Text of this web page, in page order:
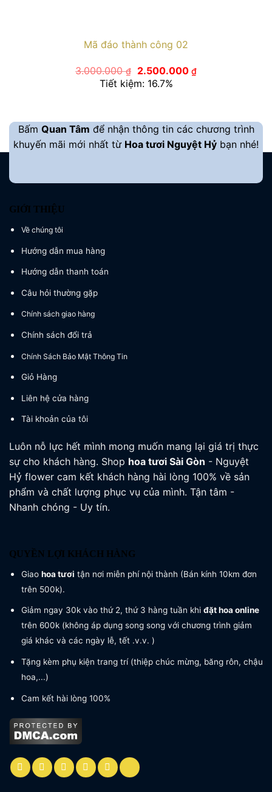
Mã đáo thành công 02
3.000.000₫
Giá
gốc
là:
2.500.000 ₫Giá
hiện
Tiết kiệm: 16.7%
Bấm Quan Tâm để nhận thông tin các chương trình
khuyến mãi mới nhất từ Hoa tươi Nguyệt Hỷ bạn nhé!
GIỚI THIỆU
Về chúng tôi
Hướng dẫn mua hàng
Hướng dẫn thanh toán
Câu hỏi thường gặp
Chính sách giao hàng
Chính sách đổi trả
Chính Sách Bảo Mật Thông Tin
Giỏ Hàng
Liên hệ cửa hàng
Tài khoản của tôi
Luôn nỗ lực hết mình mong muốn mang lại giá trị thực
sự cho khách hàng. Shop hoa tươi Sài Gòn - Nguyệt
Hỷ flower cam kết khách hàng hài lòng 100% về sản
phẩm và chất lượng phục vụ của mình. Tận tâm -
Nhanh chóng - Uy tín.
QUYỀN LỢI KHÁCH HÀNG
Giao hoa tươi tận nơi miễn phí nội thành (Bán kính 10km đơn
trên 500k).
Giảm ngay 30k vào thứ 2, thứ 3 hàng tuần khi đặt hoa online
trên 600k (không áp dụng song song với chương trình giảm
giá khác và các ngày lễ, tết .v.v. )
Tặng kèm phụ kiện trang trí (thiệp chúc mừng, băng rôn, chậu
hoa,...)
Cam kết hài lòng 100%